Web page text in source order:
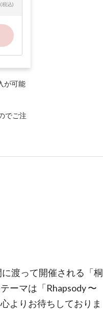
(税込)
が可能
でご注
渡って開催される「桐
ーマは「Rhapsody 〜
よりお待ちしておりま